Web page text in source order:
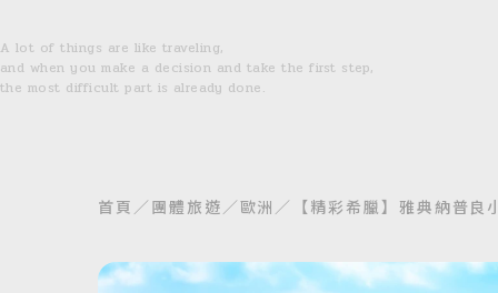
A lot of things are like traveling,
and when you make a decision and take the first step,
the most difficult part is already done.
首頁 團體旅遊 歐洲 【精彩希臘】雅典納普良